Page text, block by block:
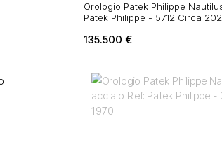
Orologio Patek Philippe
Patek Philippe - 5712 Circa
135.500 €